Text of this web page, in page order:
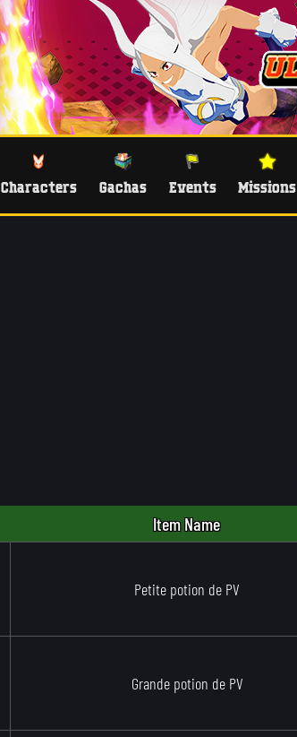
Characters Gachas Events Missions
Item Name
Petite potion de PV
Grande potion de PV